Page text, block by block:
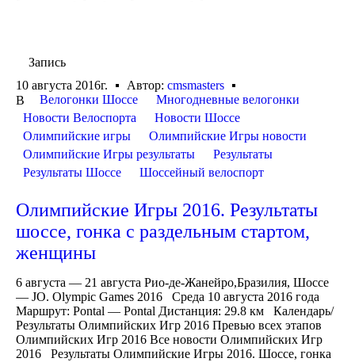
Запись
10 августа 2016г.
Автор: cmsmasters
В
Велогонки Шоссе
Многодневные велогонки
Новости Велоспорта
Новости Шоссе
Олимпийские игры
Олимпийские Игры новости
Олимпийские Игры результаты
Результаты
Результаты Шоссе
Шоссейный велоспорт
Олимпийские Игры 2016. Результаты
шоссе, гонка с раздельным стартом,
женщины
6 августа — 21 августа Рио-де-Жанейро,Бразилия, Шоссе
— JO. Olympic Games 2016 Среда 10 августа 2016 года
Маршрут: Pontal — Pontal Дистанция: 29.8 км Календарь/
Результаты Олимпийских Игр 2016 Превью всех этапов
Олимпийских Игр 2016 Все новости Олимпийских Игр
2016 Результаты Олимпийские Игры 2016. Шоссе, гонка